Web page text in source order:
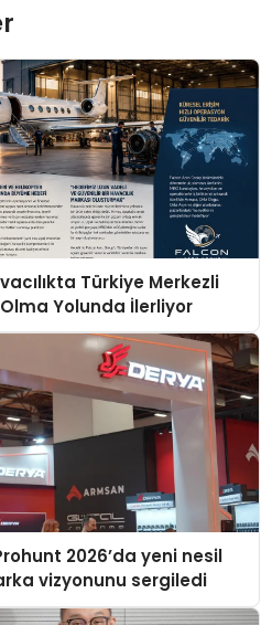
Türkiye Merkezli
Yolunda İlerliyor
2026’da yeni nesil
vizyonunu sergiledi